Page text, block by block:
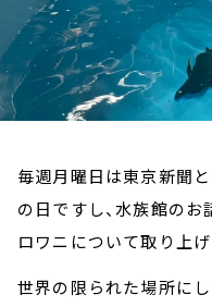
毎週月曜日は東京新聞
の日ですし、水族館のお
ロワニについて取り上
世界の限られた場所に